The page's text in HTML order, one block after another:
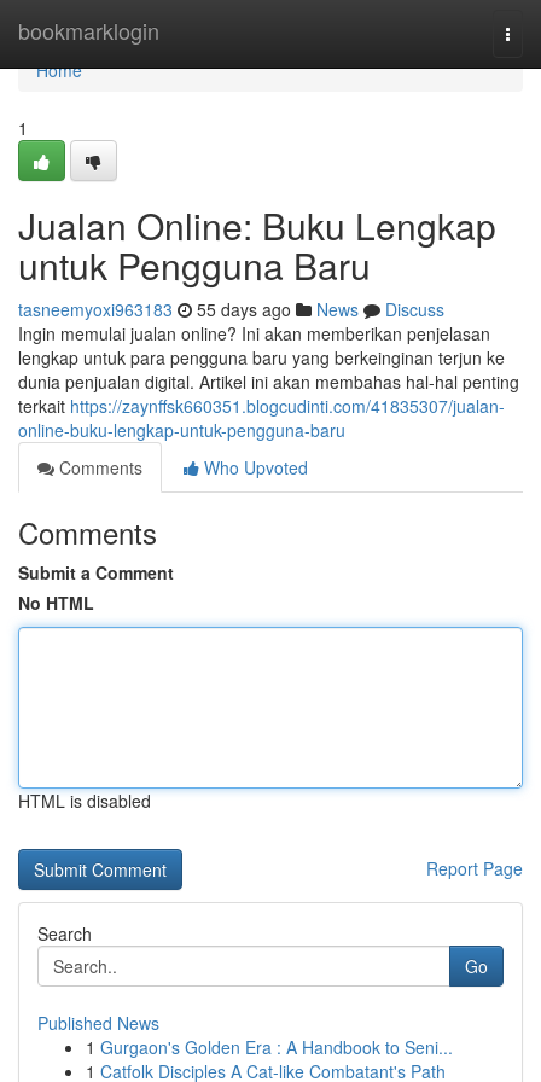
bookmarklogin
Home
Home
1
Jualan Online: Buku Lengkap
untuk Pengguna Baru
tasneemyoxi963183 55 days ago News
Discuss
Ingin memulai jualan online? Ini akan memberikan penjelasan
lengkap untuk para pengguna baru yang berkeinginan terjun ke
dunia penjualan digital. Artikel ini akan membahas hal-hal penting
terkait https://zaynffsk660351.blogcudinti.com/41835307/jualan-
online-buku-lengkap-untuk-pengguna-baru
Comments
Who Upvoted
Comments
Submit a Comment
No HTML
HTML is disabled
Report Page
Search
Go
Published News
1 Gurgaon's Golden Era : A Handbook to Seni...
1 Catfolk Disciples A Cat-like Combatant's Path